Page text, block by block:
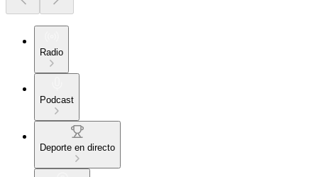
Radio
Podcast
Deporte en directo